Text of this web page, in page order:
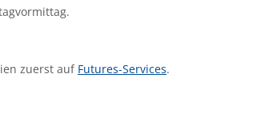
zuerst auf Futures-Services.